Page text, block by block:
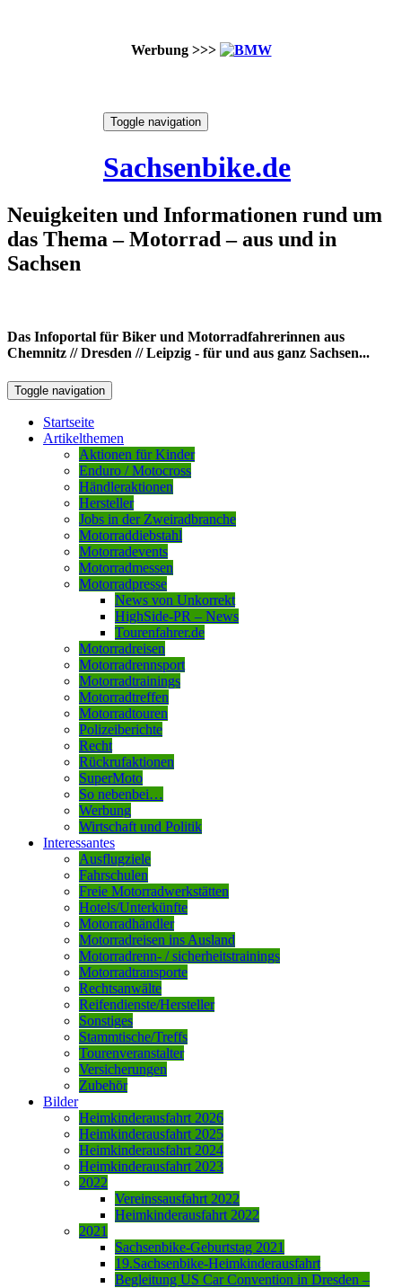
Werbung >>>
Toggle navigation
Sachsenbike.de
Neuigkeiten und Informationen rund um
das Thema – Motorrad – aus und in
Sachsen
Das Infoportal für Biker und Motorradfahrerinnen aus
Chemnitz // Dresden // Leipzig - für und aus ganz Sachsen...
Toggle navigation
Startseite
Artikelthemen
Aktionen für Kinder
Enduro / Motocross
Händleraktionen
Hersteller
Jobs in der Zweiradbranche
Motorraddiebstahl
Motorradevents
Motorradmessen
Motorradpresse
News von Unkorrekt
HighSide-PR – News
Tourenfahrer.de
Motorradreisen
Motorradrennsport
Motorradtrainings
Motorradtreffen
Motorradtouren
Polizeiberichte
Recht
Rückrufaktionen
SuperMoto
So nebenbei…
Werbung
Wirtschaft und Politik
Interessantes
Ausflugziele
Fahrschulen
Freie Motorradwerkstätten
Hotels/Unterkünfte
Motorradhändler
Motorradreisen ins Ausland
Motorradrenn- / sicherheitstrainings
Motorradtransporte
Rechtsanwälte
Reifendienste/Hersteller
Sonstiges
Stammtische/Treffs
Tourenveranstalter
Versicherungen
Zubehör
Bilder
Heimkinderausfahrt 2026
Heimkinderausfahrt 2025
Heimkinderausfahrt 2024
Heimkinderausfahrt 2023
2022
Vereinssausfahrt 2022
Heimkinderausfahrt 2022
2021
Sachsenbike-Geburtstag 2021
19.Sachsenbike-Heimkinderausfahrt
Begleitung US Car Convention in Dresden –